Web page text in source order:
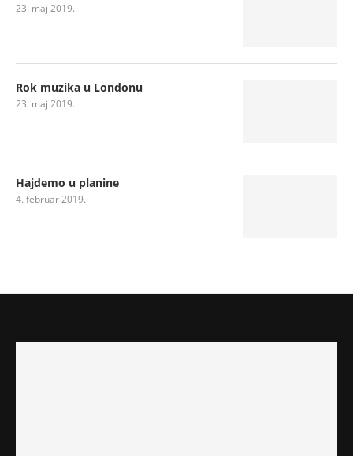
23. maj 2019.
Rok muzika u Londonu
23. maj 2019.
Hajdemo u planine
4. februar 2019.